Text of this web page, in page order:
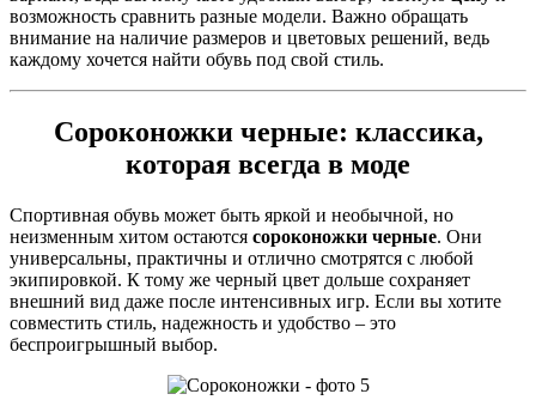
возможность сравнить разные модели. Важно обращать
внимание на наличие размеров и цветовых решений, ведь
каждому хочется найти обувь под свой стиль.
Сороконожки черные: классика,
которая всегда в моде
Спортивная обувь может быть яркой и необычной, но
неизменным хитом остаются сороконожки черные. Они
универсальны, практичны и отлично смотрятся с любой
экипировкой. К тому же черный цвет дольше сохраняет
внешний вид даже после интенсивных игр. Если вы хотите
совместить стиль, надежность и удобство – это
беспроигрышный выбор.